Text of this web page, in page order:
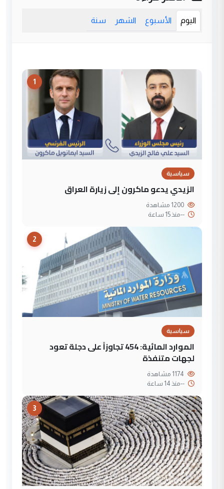
اليوم الأسبوع الشهر سنة
1
سياسية
الزيدي يدعو ماكرون إلى زيارة العراق
--منذ 15 ساعة
2
سياسية
الموارد المائية: 454 تجاوزاً على دجلة تعود
لجهات متنفذة
--منذ 14 ساعة
3